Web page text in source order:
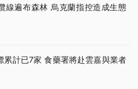
線遍布森林 烏克蘭指控造成生態
累計已7家 食藥署將赴雲嘉與業者